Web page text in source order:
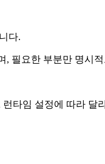
다.
, 필요한 부분만 명시
런타임 설정에 따라 달